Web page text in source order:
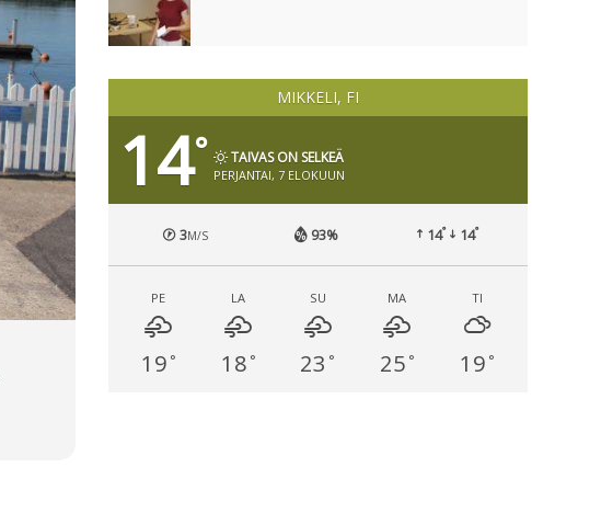
MIKKELI, FI
14° TAIVAS ON SELKEÄ
PERJANTAI, 7 ELOKUUN
3M/S 93% 14° 14°
PE
19 °
LA
18 °
SU
23 °
MA
25 °
TI
19 °